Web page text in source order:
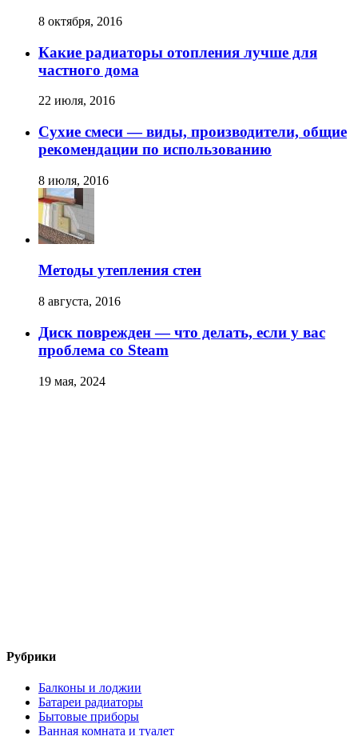
8 октября, 2016
Какие радиаторы отопления лучше для
частного дома
22 июля, 2016
Сухие смеси — виды, производители, общие
рекомендации по использованию
8 июля, 2016
Методы утепления стен
8 августа, 2016
Диск поврежден — что делать, если у вас
проблема со Steam
19 мая, 2024
Рубрики
Балконы и лоджии
Батареи радиаторы‎
Бытовые приборы
Ванная комната и туалет